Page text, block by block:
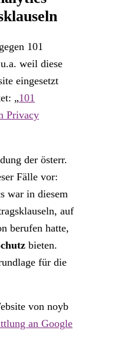
101
weil diese
eingesetzt
„101
Privacy
der österr.
Fälle vor:
war in diesem
auf
berufen hatte,
bieten.
für die
von noyb
an Google